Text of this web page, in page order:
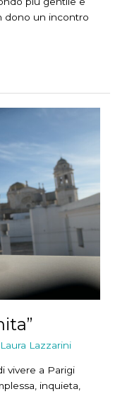
dono un incontro
Laura Lazzarini
vivere a Parigi
inquieta,